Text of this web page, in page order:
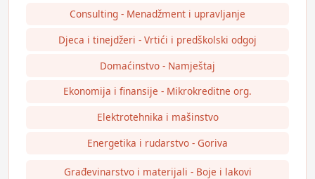
Consulting - Menadžment i upravljanje
Djeca i tinejdžeri - Vrtići i predškolski odgoj
Domaćinstvo - Namještaj
Ekonomija i finansije - Mikrokreditne org.
Elektrotehnika i mašinstvo
Energetika i rudarstvo - Goriva
Građevinarstvo i materijali - Boje i lakovi